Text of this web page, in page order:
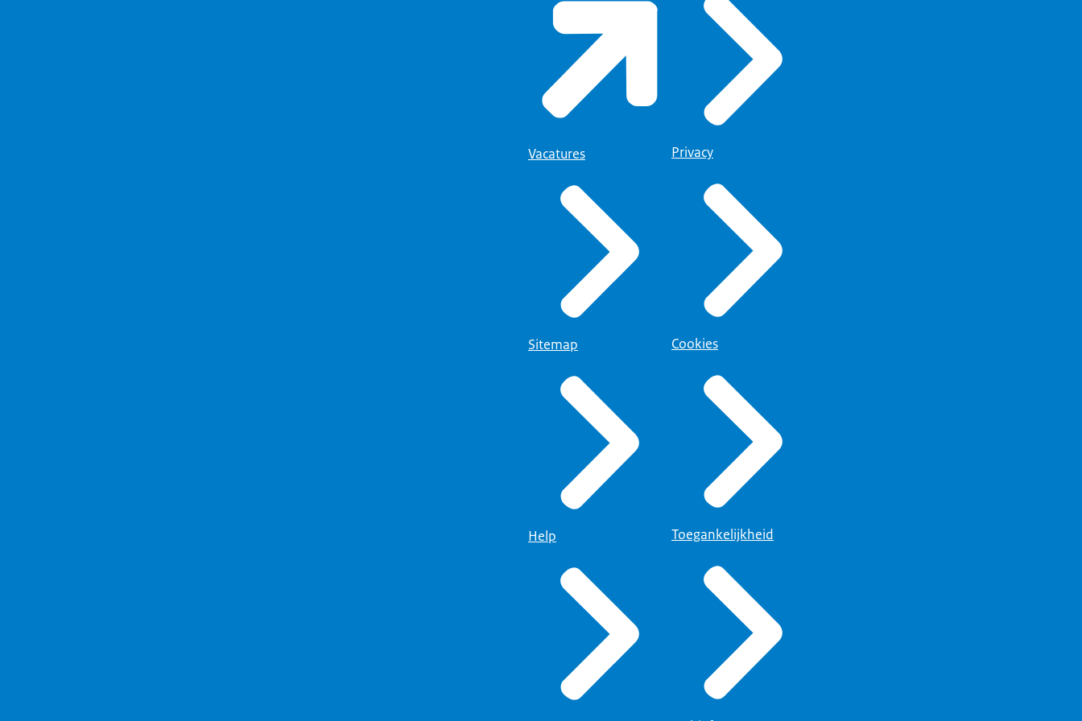
Vacatures
Sitemap
Help
Privacy
Cookies
Toegankelijkheid